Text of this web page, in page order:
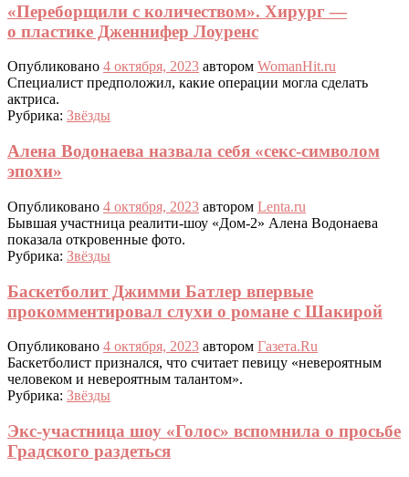
«Переборщили с количеством». Хирург —
о пластике Дженнифер Лоуренс
Опубликовано 4 октября, 2023 автором WomanHit.ru
Специалист предположил, какие операции могла сделать
актриса.
Рубрика: Звёзды
Алена Водонаева назвала себя «секс-символом
эпохи»
Опубликовано 4 октября, 2023 автором Lenta.ru
Бывшая участница реалити-шоу «Дом-2» Алена Водонаева
показала откровенные фото.
Рубрика: Звёзды
Баскетболит Джимми Батлер впервые
прокомментировал слухи о романе с Шакирой
Опубликовано 4 октября, 2023 автором Газета.Ru
Баскетболист признался, что считает певицу «невероятным
человеком и невероятным талантом».
Рубрика: Звёзды
Экс-участница шоу «Голос» вспомнила о просьбе
Градского раздеться